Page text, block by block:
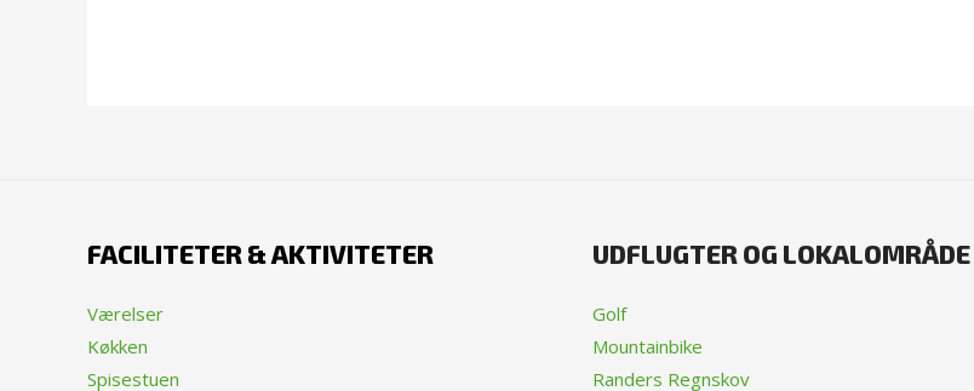
FACILITETER & AKTIVITETER
Værelser
Køkken
Spisestuen
UDFLUGTER OG LOKALOMRÅDE
Golf
Mountainbike
Randers Regnskov